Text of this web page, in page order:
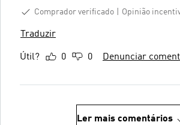
Comprador verificado
Opinião
Traduzir
Útil? 0 0 Denunciar
Ler mais comentários